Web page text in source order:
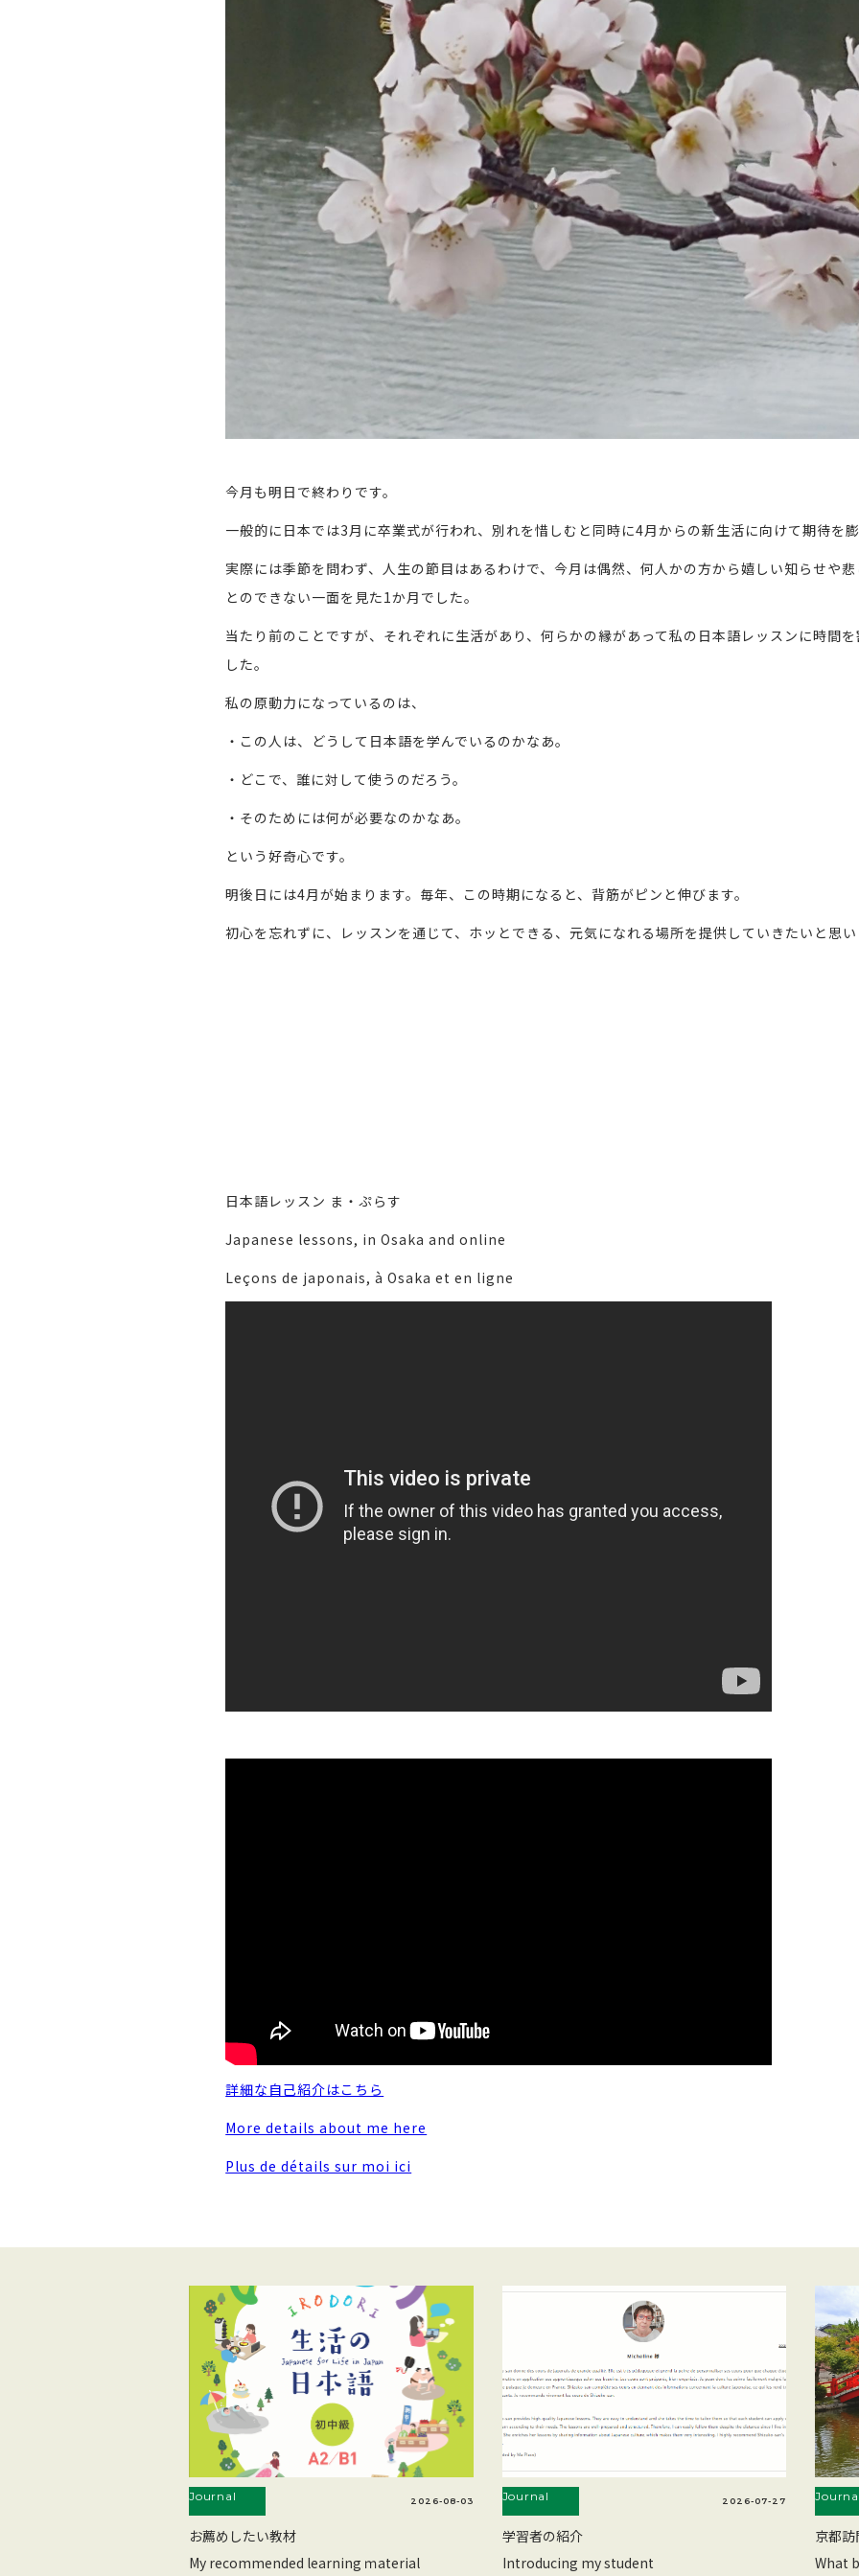
今月も明日で終わりです。
一般的に日本では3月に卒業式が行われ、別れを惜しむと同時に4月からの新生活に向けて期待を
実際には季節を問わず、人生の節目はあるわけで、今月は偶然、何人かの方から嬉しい知らせや
とのできない一面を見た1か月でした。
当たり前のことですが、それぞれに生活があり、何らかの縁があって私の日本語レッスンに時間
した。
私の原動力になっているのは、
・この人は、どうして日本語を学んでいるのかなあ。
・どこで、誰に対して使うのだろう。
・そのためには何が必要なのかなあ。
という好奇心です。
明後日には4月が始まります。毎年、この時期になると、背筋がピンと伸びます。
初心を忘れずに、レッスンを通じて、ホッとできる、元気になれる場所を提供していきたいと思
日本語レッスン ま・ぷらす
Japanese lessons, in Osaka and online
Leçons de japonais, à Osaka et en ligne
詳細な自己紹介はこちら
More details about me here
Plus de détails sur moi ici
Journal 2026-08-03
お薦めしたい教材
My recommended learning ｍaterial
Journal 2026-07-27
学習者の紹介
Introducing my student
京都
What